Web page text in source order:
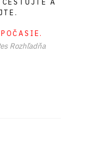
A
Rozhľadňa